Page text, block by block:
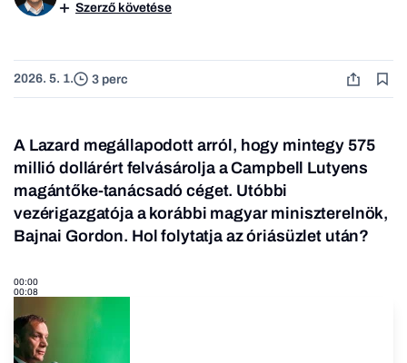
Szerző követése
2026. 5. 1. 3 perc
A Lazard megállapodott arról, hogy mintegy 575
millió dollárért felvásárolja a Campbell Lutyens
magántőke-tanácsadó céget. Utóbbi
vezérigazgatója a korábbi magyar miniszterelnök,
Bajnai Gordon. Hol folytatja az óriásüzlet után?
00:00
00:08